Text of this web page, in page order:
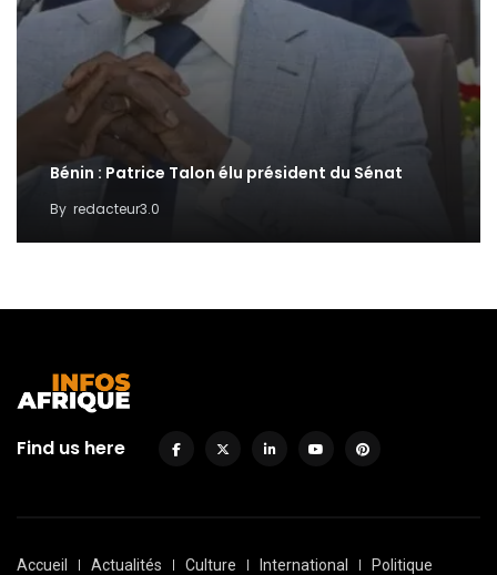
Bénin : Patrice Talon élu président du Sénat
By redacteur3.0
Find us here
Accueil Actualités Culture International Politique